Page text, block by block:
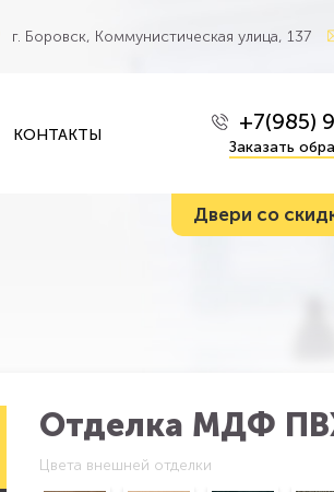
г. Боровск, Коммунистическая улица, 137
КОНТАКТЫ +7(985)
Заказать
Двери со
Отделка МДФ
Цвета внешней отделки